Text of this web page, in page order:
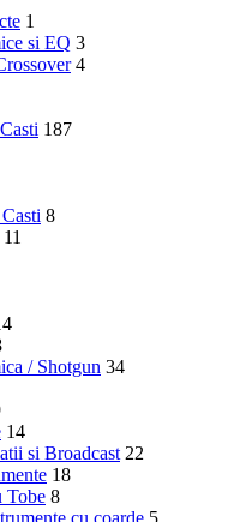
1
si EQ 3
4
187
8
11
/ Shotgun 34
14
si Broadcast 22
18
Tobe 8
cu coarde 5